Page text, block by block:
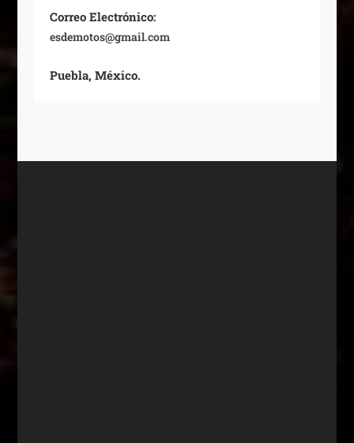
Correo Electrónico:
esdemotos@gmail.com
Puebla, México.